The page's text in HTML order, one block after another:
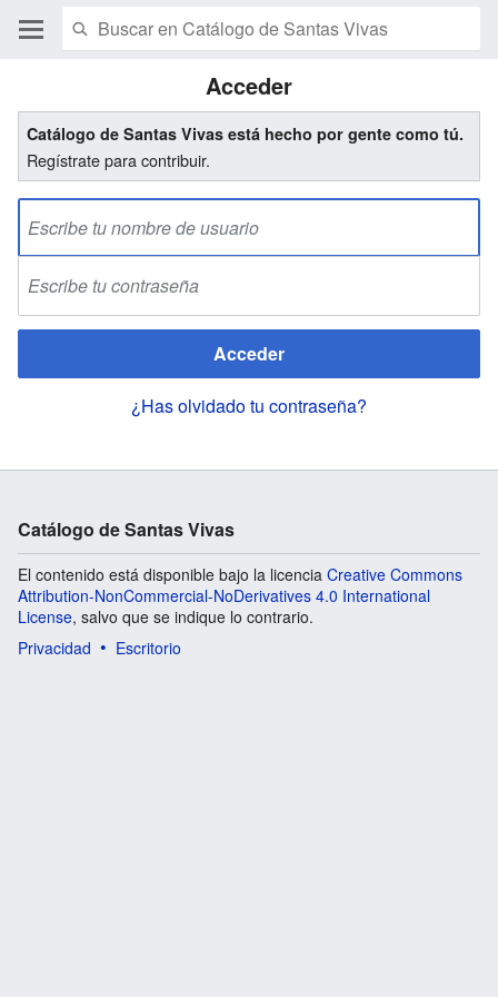
Acceder
Catálogo de Santas Vivas está hecho por gente como tú.
Regístrate para contribuir.
Acceder
¿Has olvidado tu contraseña?
Catálogo de Santas Vivas
El contenido está disponible bajo la licencia Creative Commons
Attribution-NonCommercial-NoDerivatives 4.0 International
License, salvo que se indique lo contrario.
Privacidad
Escritorio